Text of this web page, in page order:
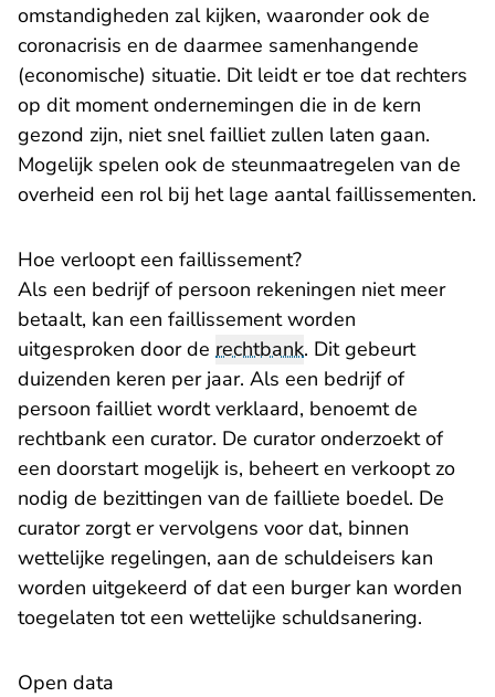
omstandigheden zal kijken, waaronder ook de
coronacrisis en de daarmee samenhangende
(economische) situatie. Dit leidt er toe dat rechters
op dit moment ondernemingen die in de kern
gezond zijn, niet snel failliet zullen laten gaan.
Mogelijk spelen ook de steunmaatregelen van de
overheid een rol bij het lage aantal faillissementen.
Hoe verloopt een faillissement?
Als een bedrijf of persoon rekeningen niet meer
betaalt, kan een faillissement worden
uitgesproken door de rechtbank. Dit gebeurt
duizenden keren per jaar. Als een bedrijf of
persoon failliet wordt verklaard, benoemt de
rechtbank een curator. De curator onderzoekt of
een doorstart mogelijk is, beheert en verkoopt zo
nodig de bezittingen van de failliete boedel. De
curator zorgt er vervolgens voor dat, binnen
wettelijke regelingen, aan de schuldeisers kan
worden uitgekeerd of dat een burger kan worden
toegelaten tot een wettelijke schuldsanering.
Open data